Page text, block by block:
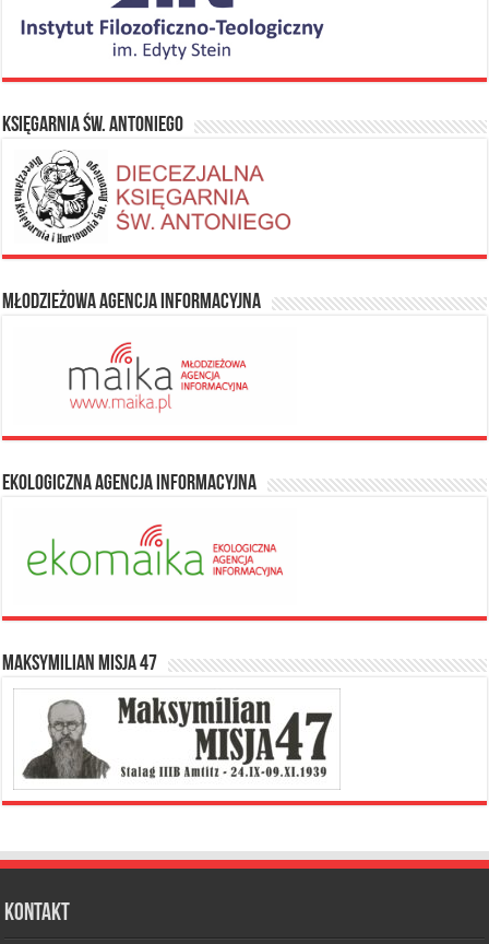
Księgarnia Św. Antoniego
Młodzieżowa Agencja Informacyjna
Ekologiczna Agencja Informacyjna
Maksymilian Misja 47
Kontakt